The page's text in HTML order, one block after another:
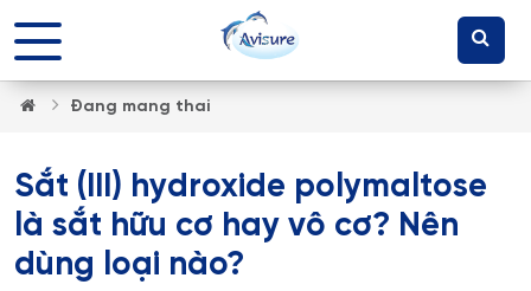
Đang mang thai
Sắt (III) hydroxide polymaltose
là sắt hữu cơ hay vô cơ? Nên
dùng loại nào?